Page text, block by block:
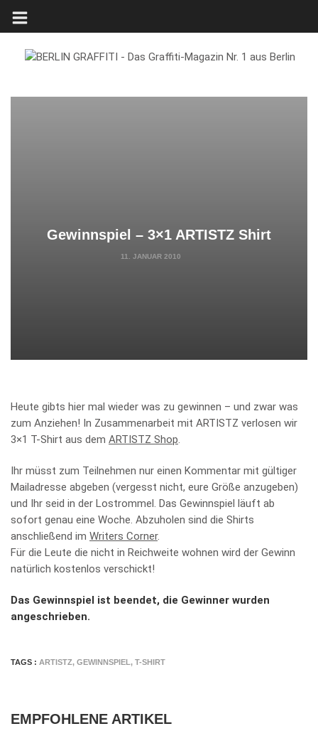
Gewinnspiel – 3×1 ARTISTZ Shirt
11. JANUAR 2010
Heute gibts hier mal wieder was zu gewinnen – und zwar was
zum Anziehen! In Zusammenarbeit mit ARTISTZ verlosen wir
3×1 T-Shirt aus dem ARTISTZ Shop
Ihr müsst zum Teilnehmen nur einen Kommentar mit gültiger
Mailadresse abgeben (vergesst nicht, eure Größe anzugeben)
und Ihr seid in der Lostrommel. Das Gewinnspiel läuft ab
sofort genau eine Woche. Abzuholen sind die Shirts
anschließend im Writers Corner.
Für die Leute die nicht in Reichweite wohnen wird der Gewinn
natürlich kostenlos verschickt!
Das Gewinnspiel ist beendet, die Gewinner wurden
angeschrieben.
TAGS : ARTISTZ, GEWINNSPIEL , T-SHIRT
EMPFOHLENE ARTIKEL